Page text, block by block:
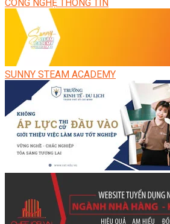
CÔNG NGHỆ THÔNG TIN
SUNNY STEAM ACADEMY